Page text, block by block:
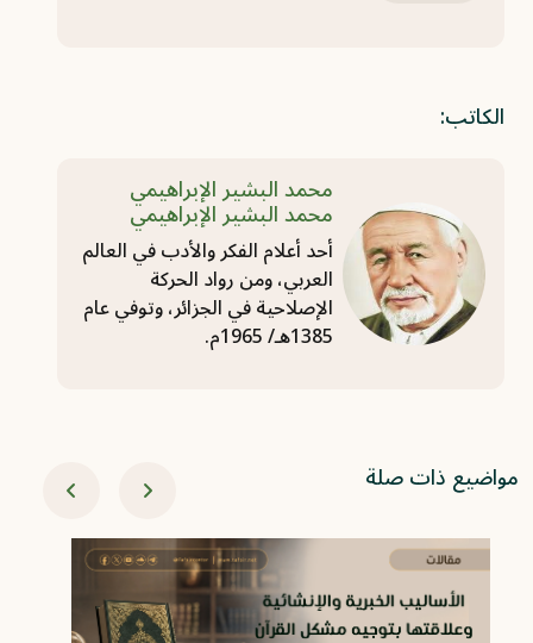
الكاتب:
محمد البشير الإبراهيمي
محمد البشير الإبراهيمي
أحد أعلام الفكر والأدب في العالم
العربي، ومن رواد الحركة
الإصلاحية في الجزائر، وتوفي عام
1385هـ/ 1965م.
مواضيع ذات صلة